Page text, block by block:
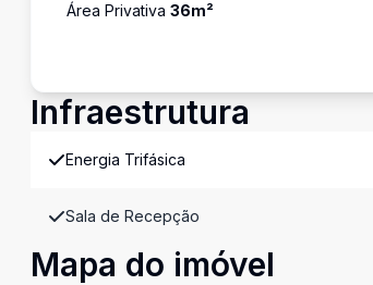
Área Privativa 36m²
Infraestrutura
Energia Trifásica
Sala de Recepção
Mapa do imóvel